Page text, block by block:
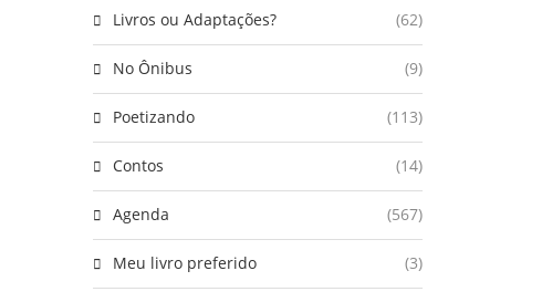
Livros ou Adaptações? (62)
No Ônibus (9)
Poetizando (113)
Contos (14)
Agenda (567)
Meu livro preferido (3)